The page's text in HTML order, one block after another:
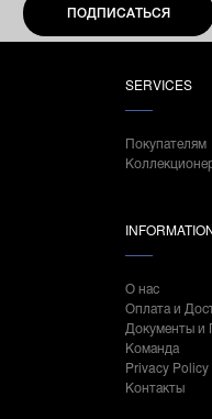
ПОДПИСАТЬСЯ
SERVICES
Покупателям
О нас
Оплата и
Документы и
Команда
Privacy Policy
Контакты